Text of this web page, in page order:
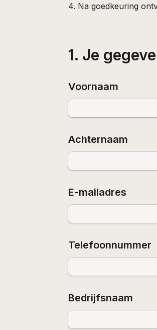
4. Na goedkeuring
1. Je
Voornaam
Achternaam
E-mailadres
Telefoonnummer
Bedrijfsnaam